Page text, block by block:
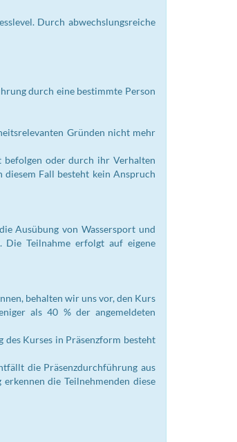
Durch abwechslungsreiche
durch eine bestimmte Person
Gründen nicht mehr
befolgen oder durch ihr Verhalten
diesem Fall besteht kein Anspruch
Ausübung von Wassersport und
Die Teilnahme erfolgt auf eigene
behalten wir uns vor, den Kurs
als 40 % der angemeldeten
Kurses in Präsenzform besteht
die Präsenzdurchführung aus
die Teilnehmenden diese